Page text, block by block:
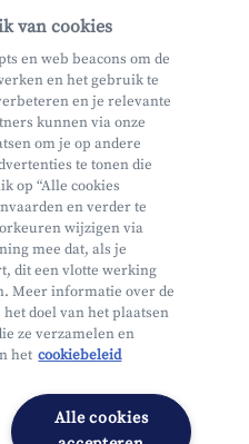
CDZ
van cookies
en web beacons om de
en het gebruik te
en je relevante
kunnen via onze
om je op andere
te tonen die
op “Alle cookies
en verder te
wijzigen via
mee dat, als je
dit een vlotte werking
Meer informatie over de
doel van het plaatsen
ze verzamelen en
het cookiebeleid
Alle cookies